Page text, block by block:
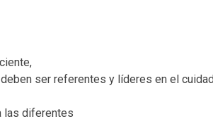
ser referentes y líderes en el
las diferentes